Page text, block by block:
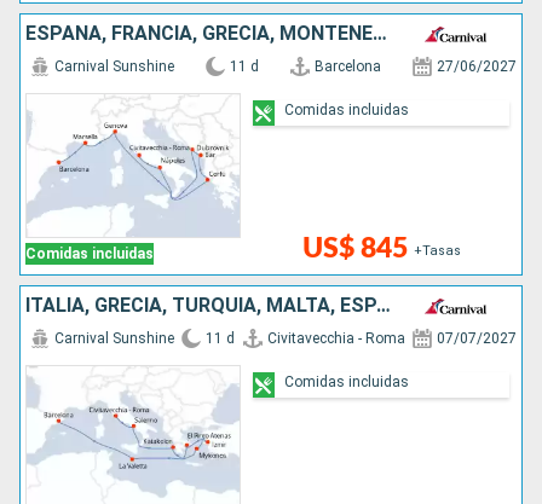
ESPAÑA, FRANCIA, GRECIA, MONTENEGRO, CROACIA, ITALIA
Comidas incluidas
Carnival Sunshine 11 d Barcelona 27/06/2027
US$ 845 +Tasas
Comidas incluidas
ITALIA, GRECIA, TURQUÍA, MALTA, ESPAÑA
Carnival Sunshine 11 d Civitavecchia - Roma 07/07/2027
Comidas incluidas